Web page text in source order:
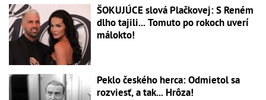
ŠOKUJÚCE slová Plačkovej: S Reném
dlho tajili... Tomuto po rokoch uverí
málokto!
Peklo českého herca: Odmietol sa
rozviesť, a tak... Hrôza!